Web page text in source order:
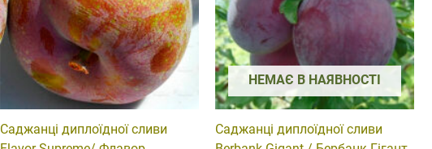
Саджанці диплоїдної сливи
НЕМАЄ В НАЯВНОСТІ
Саджанці диплоїдної сливи